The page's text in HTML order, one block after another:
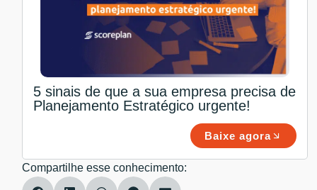
5 sinais de que a sua empresa precisa de
Planejamento Estratégico urgente!
Baixe agora
Compartilhe esse conhecimento: